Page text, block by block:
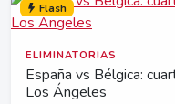
Flash
ELIMINATORIAS
España vs Bélgica:
Los Ángeles